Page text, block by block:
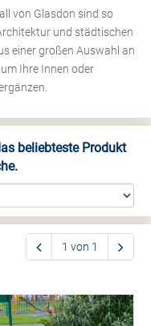
von Glasdon sind so
und städtischen
einer großen Auswahl an
Ihre Innen oder
beliebteste Produkt
1 von 1